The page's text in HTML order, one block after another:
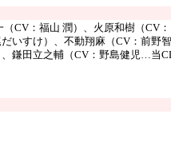
CV：福山 潤）、火原和樹（CV：
いすけ）、不動翔麻（CV：前野智
鎌田立之輔（CV：野島健児…当